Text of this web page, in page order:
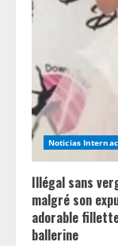
Noticias
Illégal sans
malgré son
adorable
ballerine